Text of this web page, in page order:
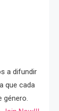
a difundir
que cada